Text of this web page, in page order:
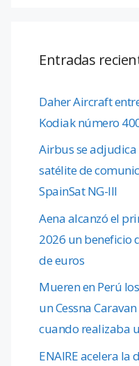
Entradas
Daher Aircraft
Kodiak número
Airbus se
satélite de
SpainSat NG-III
Aena alcanzó el
2026 un beneficio
de euros
Mueren en Perú
un Cessna
cuando realizaba
ENAIRE acelera